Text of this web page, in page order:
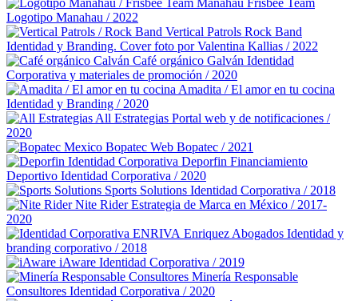
Manahau Frisbee Team
Logotipo Manahau / 2022
Vertical Patrols Rock Band
Identidad y Branding. Cover foto por Valentina Kallias / 2022
Café orgánico Galván Identidad
Corporativa y materiales de promoción / 2020
Amadita / El amor en tu cocina
Identidad y Branding / 2020
All Estrategias Portal web y de notificaciones /
2020
Bopatec Web Bopatec / 2021
Deporfin Financiamiento
Deportivo Identidad Corporativa / 2020
Sports Solutions Identidad Corporativa / 2018
Nite Rider Estrategia de Marca en México / 2017-
2020
Enriquez Abogados Identidad y
branding corporativo / 2018
iAware Identidad Corporativa / 2019
Minería Responsable
Consultores Identidad Corporativa / 2020